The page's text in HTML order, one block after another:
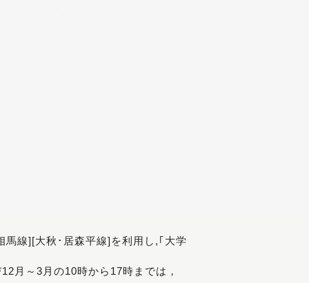
線][大秋･居森平線]を利用し,｢大学
月～3月の10時から17時までは，